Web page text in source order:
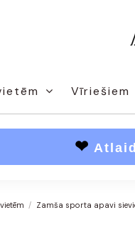
Vīriešiem
❤
Zamša sporta apavi